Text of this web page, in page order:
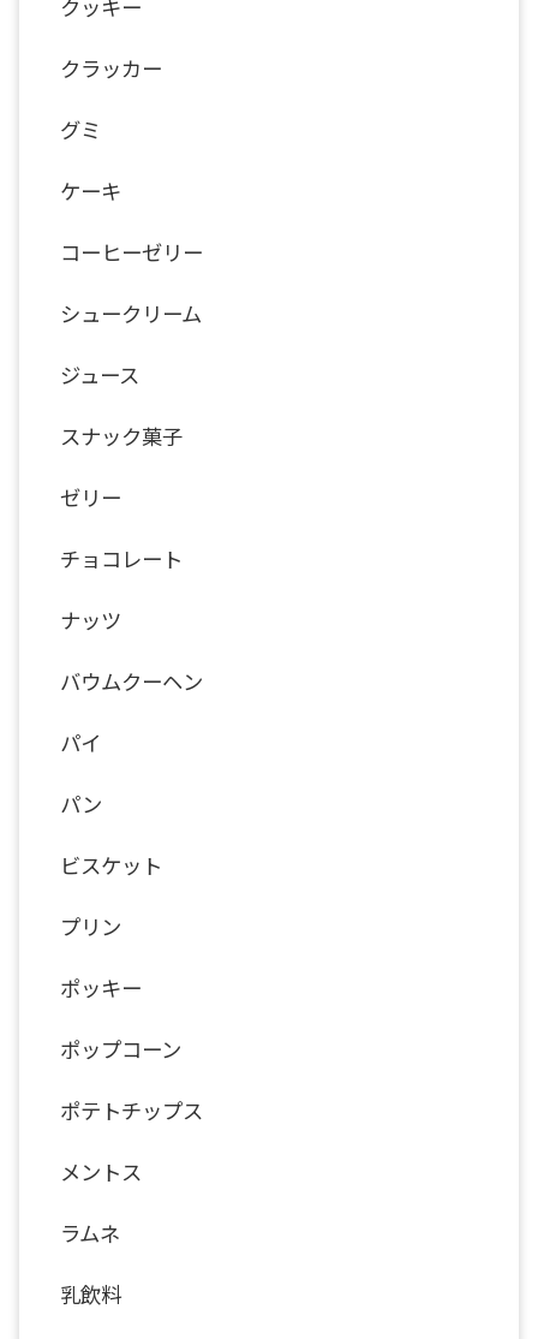
クッキー
クラッカー
グミ
ケーキ
コーヒーゼリー
シュークリーム
ジュース
スナック菓子
ゼリー
チョコレート
ナッツ
バウムクーヘン
パイ
パン
ビスケット
プリン
ポッキー
ポップコーン
ポテトチップス
メントス
ラムネ
乳飲料